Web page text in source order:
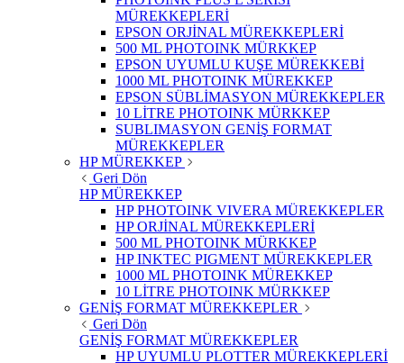
MÜREKKEPLERİ
EPSON ORJİNAL MÜREKKEPLERİ
500 ML PHOTOINK MÜRKKEP
EPSON UYUMLU KUŞE MÜREKKEBİ
1000 ML PHOTOINK MÜREKKEP
EPSON SÜBLİMASYON MÜREKKEPLER
10 LİTRE PHOTOINK MÜRKKEP
SUBLIMASYON GENİŞ FORMAT
MÜREKKEPLER
HP MÜREKKEP
Geri Dön
HP MÜREKKEP
HP PHOTOINK VIVERA MÜREKKEPLER
HP ORJİNAL MÜREKKEPLERİ
500 ML PHOTOINK MÜRKKEP
HP INKTEC PIGMENT MÜREKKEPLER
1000 ML PHOTOINK MÜREKKEP
10 LİTRE PHOTOINK MÜRKKEP
GENİŞ FORMAT MÜREKKEPLER
Geri Dön
GENİŞ FORMAT MÜREKKEPLER
HP UYUMLU PLOTTER MÜREKKEPLERİ